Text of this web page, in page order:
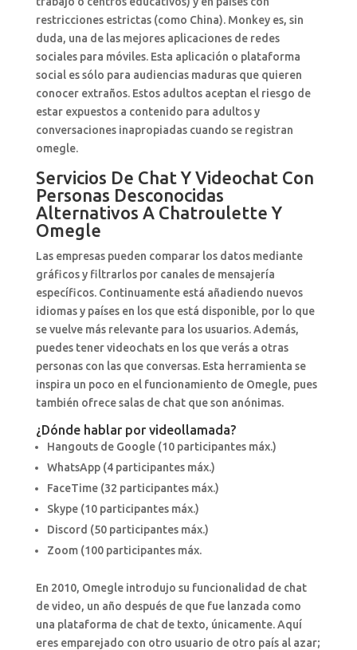
restricciones estrictas (como China). Monkey es, sin
duda, una de las mejores aplicaciones de redes
sociales para móviles. Esta aplicación o plataforma
social es sólo para audiencias maduras que quieren
conocer extraños. Estos adultos aceptan el riesgo de
estar expuestos a contenido para adultos y
conversaciones inapropiadas cuando se registran
omegle.
Servicios De Chat Y Videochat Con
Personas Desconocidas
Alternativos A Chatroulette Y
Omegle
Las empresas pueden comparar los datos mediante
gráficos y filtrarlos por canales de mensajería
específicos. Continuamente está añadiendo nuevos
idiomas y países en los que está disponible, por lo que
se vuelve más relevante para los usuarios. Además,
puedes tener videochats en los que verás a otras
personas con las que conversas. Esta herramienta se
inspira un poco en el funcionamiento de Omegle, pues
también ofrece salas de chat que son anónimas.
¿Dónde hablar por videollamada?
Hangouts de Google (10 participantes máx.)
WhatsApp (4 participantes máx.)
FaceTime (32 participantes máx.)
Skype (10 participantes máx.)
Discord (50 participantes máx.)
Zoom (100 participantes máx.
En 2010, Omegle introdujo su funcionalidad de chat
de video, un año después de que fue lanzada como
una plataforma de chat de texto, únicamente. Aquí
eres emparejado con otro usuario de otro país al azar;